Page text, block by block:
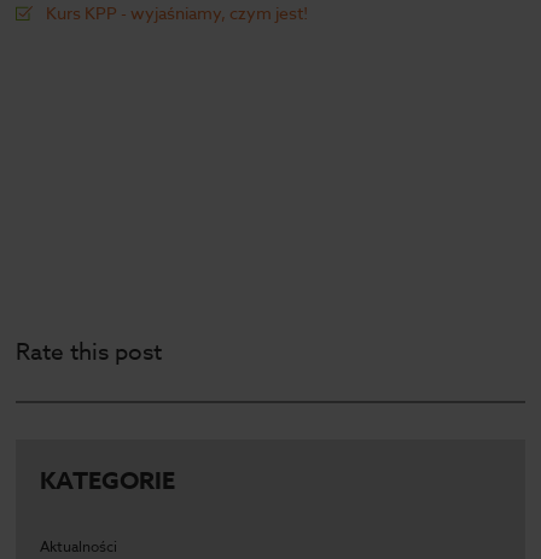
Kurs KPP - wyjaśniamy, czym jest!
Rate this post
KATEGORIE
Aktualności